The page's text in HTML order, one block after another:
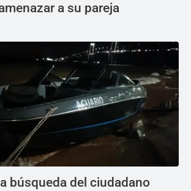
a su pareja
búsqueda del ciudadano